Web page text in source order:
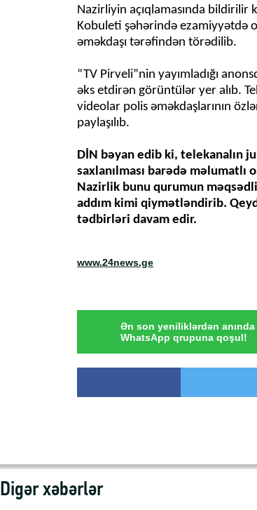
Nazirliyin açıqlamasında bildirilir
Kobuleti şəhərində ezamiyyətdə
əməkdaşı tərəfindən törədilib.
“TV Pirveli”nin yayımladığı
əks etdirən görüntülər yer alıb.
videolar polis əməkdaşlarının
paylaşılıb.
DİN bəyan edib ki, telekanalın
saxlanılması barədə
Nazirlik bunu qurumun
addım kimi qiymətləndirib.
tədbirləri davam edir.
www.24news.ge
Ən son yeniliklərdən
WhatsApp qrupuna qoşul!
Digər xəbərlər